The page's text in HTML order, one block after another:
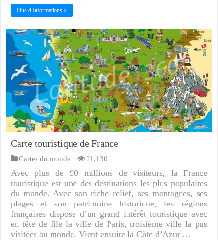
Plus d Informations »
Carte touristique de France
Cartes du monde 21,130
Avec plus de 90 millions de visiteurs, la France
touristique est une des destinations les plus populaires
du monde. Avec son riche relief, ses montagnes, ses
plages et son patrimoine historique, les régions
françaises dispose d’un grand intérêt touristique avec
en tête de file la ville de Paris, troisième ville la pus
visitées au monde. Vient ensuite la Côte d’Azur …